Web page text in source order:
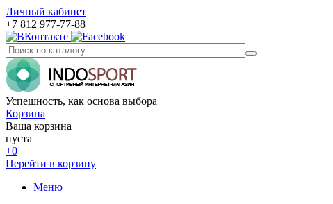
Личный кабинет
+7 812 977-77-88
Успешность, как основа выбора
Корзина
Ваша корзина
пуста
+0
Перейти в корзину
Меню